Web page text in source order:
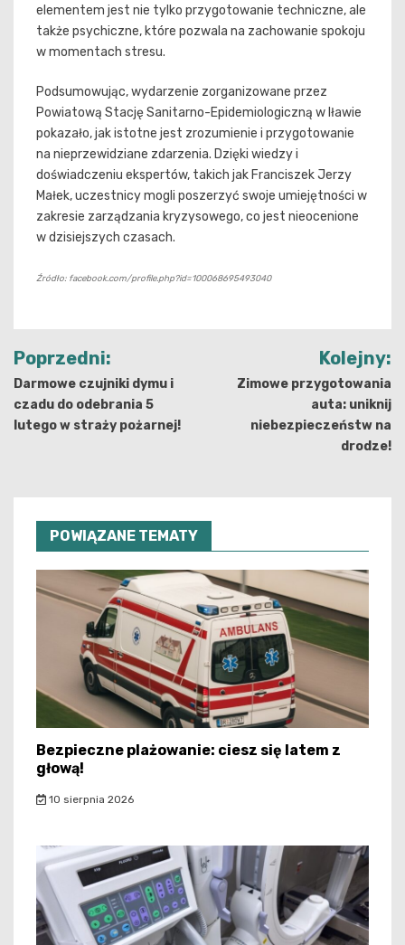
elementem jest nie tylko przygotowanie techniczne, ale
także psychiczne, które pozwala na zachowanie spokoju
w momentach stresu.
Podsumowując, wydarzenie zorganizowane przez
Powiatową Stację Sanitarno-Epidemiologiczną w Iławie
pokazało, jak istotne jest zrozumienie i przygotowanie
na nieprzewidziane zdarzenia. Dzięki wiedzy i
doświadczeniu ekspertów, takich jak Franciszek Jerzy
Małek, uczestnicy mogli poszerzyć swoje umiejętności w
zakresie zarządzania kryzysowego, co jest nieocenione
w dzisiejszych czasach.
Źródło: facebook.com/profile.php?id=100068695493040
Nawigacja
wpisu
Poprzedni:
Darmowe czujniki dymu i
czadu do odebrania 5
lutego w straży pożarnej!
Kolejny:
Zimowe przygotowania
auta: uniknij
niebezpieczeństw na
drodze!
POWIĄZANE TEMATY
Bezpieczne plażowanie: ciesz się latem z
głową!
10 sierpnia 2026